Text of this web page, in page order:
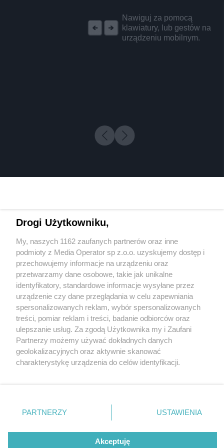
Nawiguj za pomocą
klawiatury, lub gestów na
urządzeniu mobilnym.
5 / 0
Wydawca mediów lokalnych
Nie zapomnij
zapoznać się z:
polityką prywatności
Twojemiasto
Piekary Śląskie
Chorzów
Tarnowskie Góry
Gliwice
Skontakuj sięz nami
Kontakt
Redakcja
Newsletter
Drogi Użytkowniku,
My, naszych 1162 zaufanych partnerów oraz inne
podmioty z Media Operator sp z.o.o. uzyskujemy dostęp i
przechowujemy informacje na urządzeniu oraz
przetwarzamy dane osobowe, takie jak unikalne
identyfikatory, standardowe informacje wysyłane przez
urządzenie czy dane przeglądania w celu zapewniania
spersonalizowanych reklam, wybór spersonalizowanych
treści, pomiar reklam i treści, badanie odbiorców oraz
ulepszanie usług. Za zgodą Użytkownika my i Zaufani
Partnerzy możemy używać dokładnych danych
geolokalizacyjnych oraz aktywnie skanować
charakterystykę urządzenia do celów identyfikacji.
zmienić/wycofać klikając przycisk ustawień prywatności
znajdujący się w lewym dolnym rogu strony
rodzaje przetwarzania danych nie wymagają zgody
użytkownika, ale masz prawo sprzeciwić się takiemu
PARTNERZY USTAWIENIA
Akceptuję